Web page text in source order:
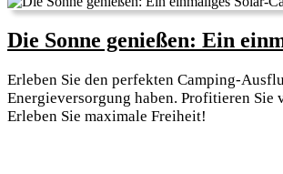
Die Sonne genießen: Ein
Erleben Sie den perfekten Camping-
Energieversorgung haben. Profitieren Sie
Erleben Sie maximale Freiheit!